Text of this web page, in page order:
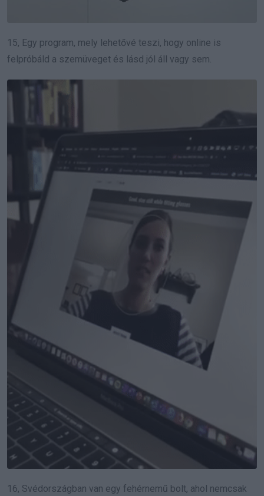
15, Egy program, mely lehetővé teszi, hogy online is
felpróbáld a szemüveget és lásd jól áll vagy sem.
16, Svédországban van egy fehérnemű bolt, ahol nemcsak